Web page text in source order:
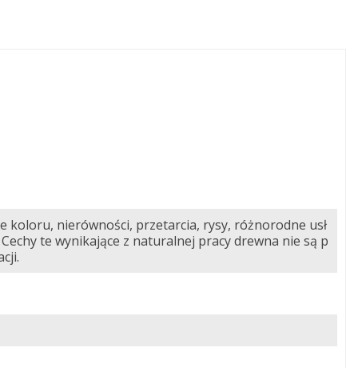
koloru, nierówności, przetarcia, rysy, różnorodne usł
te wynikające z naturalnej pracy drewna nie są p